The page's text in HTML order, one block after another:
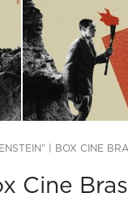
| BOX CINE
Cine